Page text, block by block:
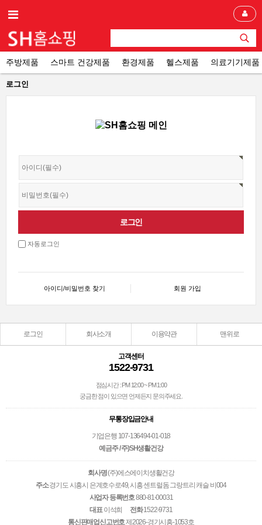
주방제품 스마트 건강제품 환경제품 헬스제품 의료기기제품
로그인
자동로그인
아이디/비밀번호 찾기 회원 가입
로그인 회사소개 이용약관 맨위로
고객센터
1522-9731
점심시간 : PM 12:00 ~ PM 1:00
궁금한 점이 있으면 언제든지 문의주세요.
무통장입금안내
기업은행 107-136494-01-018
예금주 / 주)SH생활건강
회사명(주)에스에이치생활건강
주소경기도 시흥시 은계호수로49, 시흥 센트럴돔 그랑트리 캐슬 비004
사업자 등록번호880-81-00031
대표이석희 전화1522-9731
통신판매업신고번호제2026-경기시흥-1053호